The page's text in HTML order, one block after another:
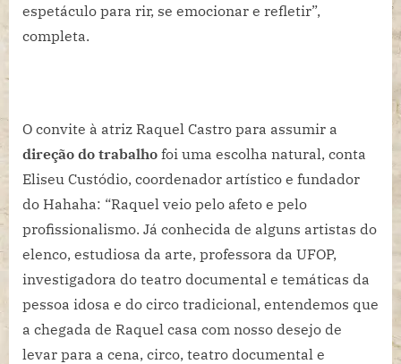
espetáculo para rir, se emocionar e refletir”,
completa.
O convite à atriz Raquel Castro para assumir a
direção do trabalho foi uma escolha natural, conta
Eliseu Custódio, coordenador artístico e fundador
do Hahaha: “Raquel veio pelo afeto e pelo
profissionalismo. Já conhecida de alguns artistas do
elenco, estudiosa da arte, professora da UFOP,
investigadora do teatro documental e temáticas da
pessoa idosa e do circo tradicional, entendemos que
a chegada de Raquel casa com nosso desejo de
levar para a cena, circo, teatro documental e